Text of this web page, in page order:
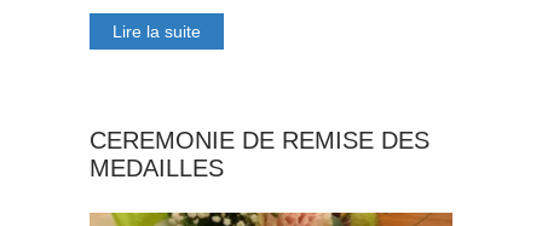
Lire la suite
CEREMONIE DE REMISE DES
MEDAILLES